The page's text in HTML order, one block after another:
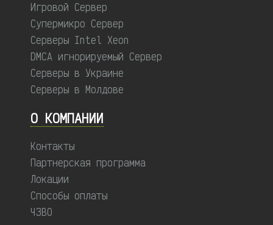
Игровой Сервер
Супермикро Сервер
Серверы Intel Xeon
DMCA игнорируемый Сервер
Серверы в Украине
Серверы в Молдове
О КОМПАНИИ
Контакты
Партнерская программа
Локации
Способы оплаты
ЧЗВО